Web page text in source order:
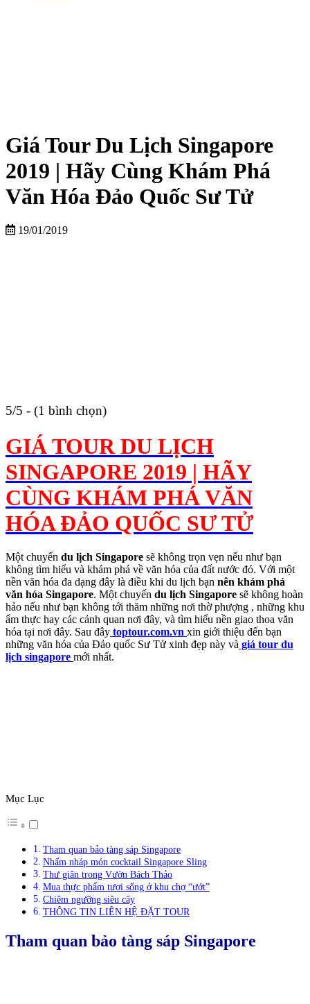
Giá Tour Du Lịch Singapore
2019 | Hãy Cùng Khám Phá
Văn Hóa Đảo Quốc Sư Tử
19/01/2019
5/5 - (1 bình chọn)
GIÁ TOUR DU LỊCH
SINGAPORE 2019 | HÃY
CÙNG KHÁM PHÁ VĂN
HÓA ĐẢO QUỐC SƯ TỬ
Một chuyến du lịch Singapore sẽ không trọn vẹn nếu như bạn
không tìm hiểu và khám phá về văn hóa của đất nước đó. Với một
nền văn hóa đa dạng đây là điều khi du lịch bạn nên khám phá
văn hóa Singapore. Một chuyến du lịch Singapore sẽ không hoàn
hảo nếu như bạn không tới thăm những nơi thờ phượng , những khu
ẩm thực hay các cảnh quan nơi đây, và tìm hiểu nền giao thoa văn
hóa tại nơi đây. Sau đây toptour.com.vn xin giới thiệu đến bạn
những văn hóa của Đảo quốc Sư Tử xinh đẹp này và giá tour du
lịch singapore mới nhất.
Mục Lục
Tham quan bảo tàng sáp Singapore
Nhấm nháp món cocktail Singapore Sling
Thư giãn trong Vườn Bách Thảo
Mua thực phẩm tươi sống ở khu chợ “ướt”
Chiêm ngưỡng siêu cây
THÔNG TIN LIÊN HỆ ĐẶT TOUR
Tham quan bảo tàng sáp Singapore